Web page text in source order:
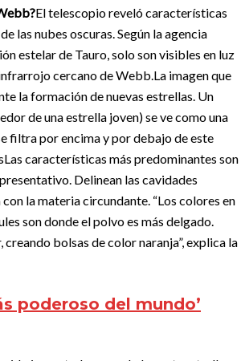
El telescopio reveló características
las nubes oscuras. Según la agencia
estelar de Tauro, solo son visibles en luz
cercano de Webb.La imagen que
la formación de nuevas estrellas. Un
de una estrella joven) se ve como una
filtra por encima y por debajo de este
Las características más predominantes son
Delinean las cavidades
la materia circundante. “Los colores en
son donde el polvo es más delgado.
bolsas de color naranja”, explica la
poderoso del mundo’